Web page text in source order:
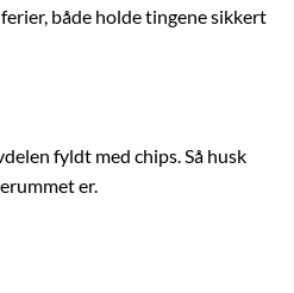
både holde tingene sikkert
fyldt med chips. Så husk
er.